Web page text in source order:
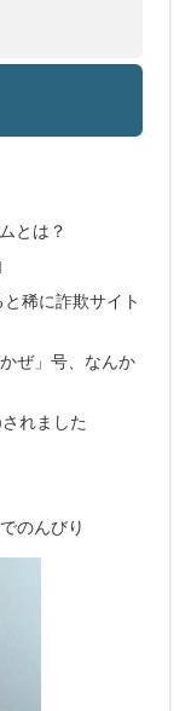
とは？
稀に詐欺サイト
ぜ」号、なんか
れました
のんびり